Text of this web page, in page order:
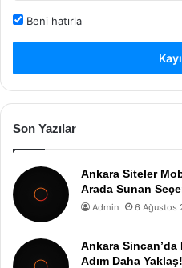
Beni hatırla
Son Yazılar
Ankara Siteler
Arada Sunan
Admin 6 Ağustos
Ankara Sincan’da
Adım Daha Yaklaş!